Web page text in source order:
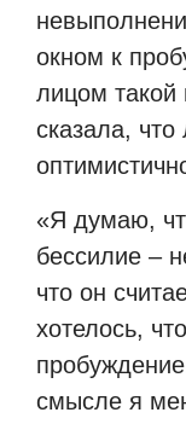
окном к
лицом такой
сказала,
«Я думаю,
бессилие –
что он
хотелось,
смысле я